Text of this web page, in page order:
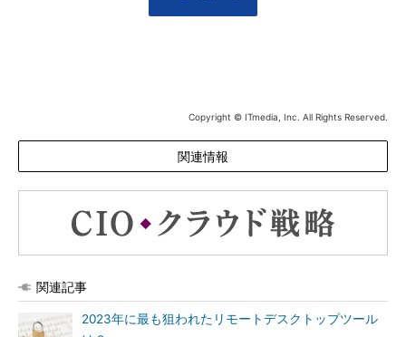
Copyright © ITmedia, Inc. All Rights Reserved.
関連情報
関連記事
2023年に最も狙われたリモートデスクトップツール